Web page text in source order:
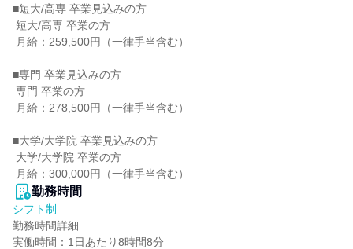
■短大/高専 卒業見込みの方
■専門 卒業見込みの方
■大学/大学院 卒業見込みの方
月給：300,000円（一律手当含む）
勤務時間
シフト制
勤務時間詳細
実働時間：1日あたり8時間8分